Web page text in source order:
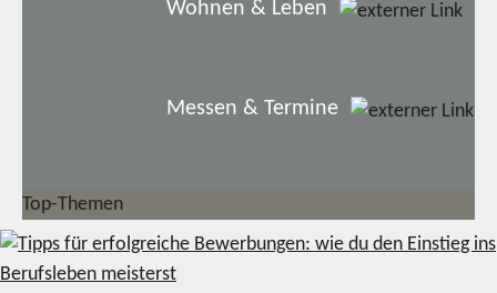
Wohnen & Leben
Messen & Termine
Top-Themen